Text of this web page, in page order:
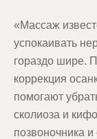
«Массаж
успокаивать
гораздо шире.
коррекция
помогают
сколиоза и
позвоночника